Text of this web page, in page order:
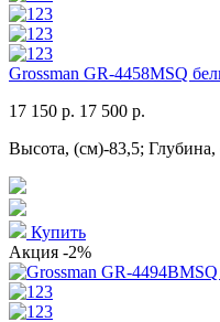
Grossman GR-4458MSQ
17 150 р. 17 500 р.
Высота, (см)-83,5;
Купить
Акция -2%